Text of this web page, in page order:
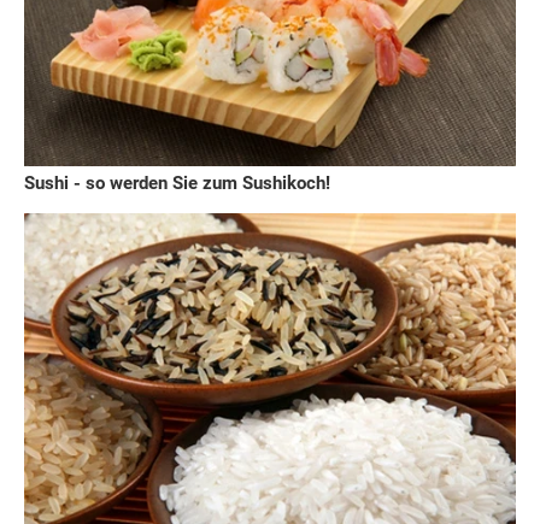
Sushi - so werden Sie zum Sushikoch!